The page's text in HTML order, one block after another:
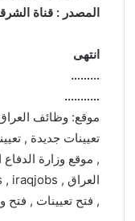
المصدر : قناة
انتهى
………
………..
موقع: وظائف
تعيينات جديدة ,
, موقع وزارة
, فتح تعيينات , فتح